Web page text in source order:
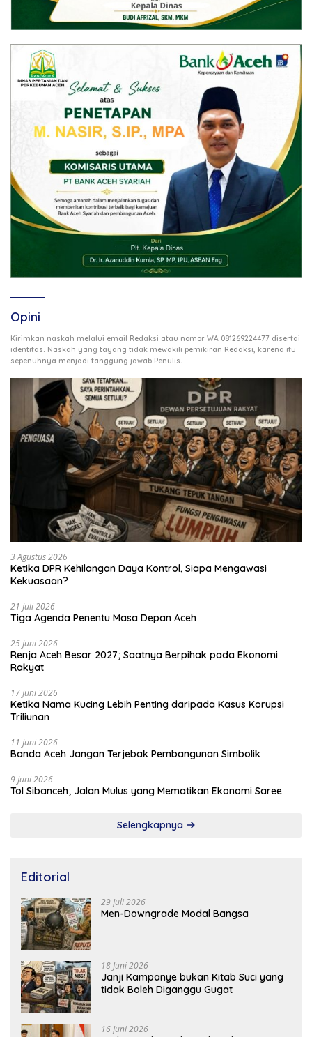
Opini
Kirimkan naskah melalui email Redaksi atau nomor WA 081269224477 disertai
identitas. Naskah yang tayang tidak mewakili pemikiran Redaksi, karena itu
sepenuhnya menjadi tanggung jawab Penulis
3 Agustus 2026
Ketika DPR Kehilangan Daya Kontrol, Siapa Mengawasi
Kekuasaan?
21 Juli 2026
Tiga Agenda Penentu Masa Depan Aceh
25 Juni 2026
Renja Aceh Besar 2027; Saatnya Berpihak pada Ekonomi
Rakyat
17 Juni 2026
Ketika Nama Kucing Lebih Penting daripada Kasus Korupsi
Triliunan
11 Juni 2026
Banda Aceh Jangan Terjebak Pembangunan Simbolik
9 Juni 2026
Tol Sibanceh; Jalan Mulus yang Mematikan Ekonomi Saree
Selengkapnya
Editorial
29 Juli 2026
Men-Downgrade Modal Bangsa
18 Juni 2026
Janji Kampanye bukan Kitab Suci yang
tidak Boleh Diganggu Gugat
16 Juni 2026